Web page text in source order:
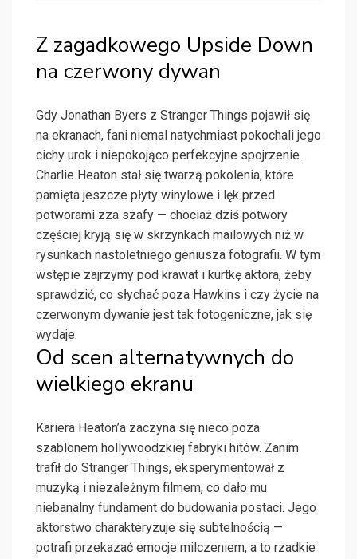
Z zagadkowego Upside Down
na czerwony dywan
Gdy Jonathan Byers z Stranger Things pojawił się
na ekranach, fani niemal natychmiast pokochali jego
cichy urok i niepokojąco perfekcyjne spojrzenie.
Charlie Heaton stał się twarzą pokolenia, które
pamięta jeszcze płyty winylowe i lęk przed
potworami zza szafy — chociaż dziś potwory
częściej kryją się w skrzynkach mailowych niż w
rysunkach nastoletniego geniusza fotografii. W tym
wstępie zajrzymy pod krawat i kurtkę aktora, żeby
sprawdzić, co słychać poza Hawkins i czy życie na
czerwonym dywanie jest tak fotogeniczne, jak się
wydaje.
Od scen alternatywnych do
wielkiego ekranu
Kariera Heaton’a zaczyna się nieco poza
szablonem hollywoodzkiej fabryki hitów. Zanim
trafił do Stranger Things, eksperymentował z
muzyką i niezależnym filmem, co dało mu
niebanalny fundament do budowania postaci. Jego
aktorstwo charakteryzuje się subtelnością —
potrafi przekazać emocje milczeniem, a to rzadkie